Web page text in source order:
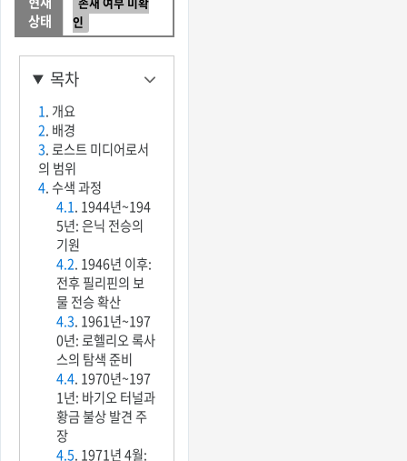
상태
인
목차
1. 개요
2. 배경
3. 로스트 미디어로서
의 범위
4. 수색 과정
4.1. 1944년~194
5년: 은닉 전승의
기원
4.2. 1946년 이후:
전후 필리핀의 보
물 전승 확산
4.3. 1961년~197
0년: 로헬리오 록사
스의 탐색 준비
4.4. 1970년~197
1년: 바기오 터널과
황금 불상 발견 주
장
4.5. 1971년 4월: